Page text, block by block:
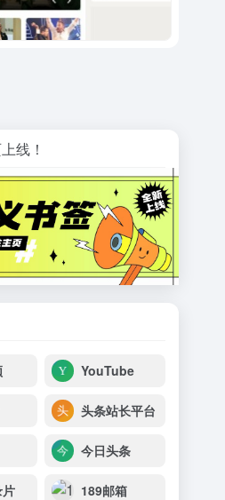
线！
YouTube
头条站长平台
今日头条
189邮箱